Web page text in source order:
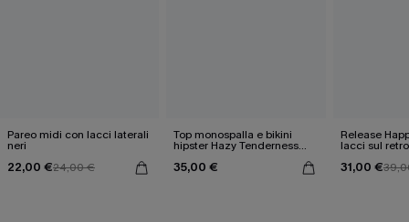
Pareo midi con lacci laterali
neri
22,00 €24,00 €
Top monospalla e bikini
hipster Hazy Tenderness
35,00 €
Release
lacci sul
31,00 €